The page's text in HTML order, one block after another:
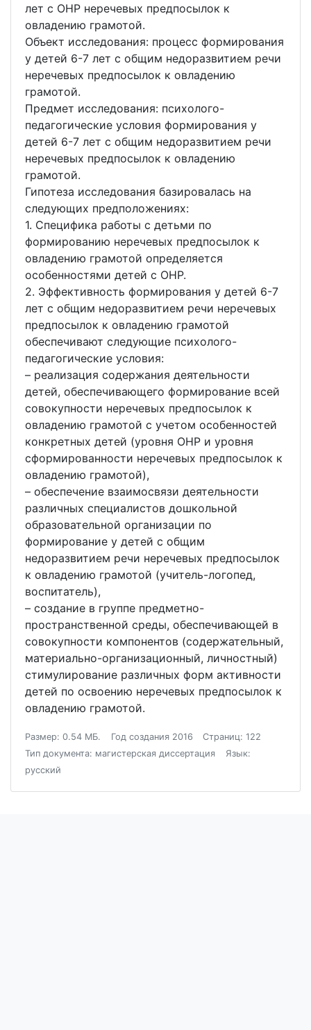
лет с ОНР неречевых предпосылок к
овладению грамотой.
Объект исследования: процесс формирования
у детей 6-7 лет с общим недоразвитием речи
неречевых предпосылок к овладению
грамотой.
Предмет исследования: психолого-
педагогические условия формирования у
детей 6-7 лет с общим недоразвитием речи
неречевых предпосылок к овладению
грамотой.
Гипотеза исследования базировалась на
следующих предположениях:
1. Специфика работы с детьми по
формированию неречевых предпосылок к
овладению грамотой определяется
особенностями детей с ОНР.
2. Эффективность формирования у детей 6-7
лет с общим недоразвитием речи неречевых
предпосылок к овладению грамотой
обеспечивают следующие психолого-
педагогические условия:
– реализация содержания деятельности
детей, обеспечивающего формирование всей
совокупности неречевых предпосылок к
овладению грамотой с учетом особенностей
конкретных детей (уровня ОНР и уровня
сформированности неречевых предпосылок к
овладению грамотой),
– обеспечение взаимосвязи деятельности
различных специалистов дошкольной
образовательной организации по
формирование у детей с общим
недоразвитием речи неречевых предпосылок
к овладению грамотой (учитель-логопед,
воспитатель),
– создание в группе предметно-
пространственной среды, обеспечивающей в
совокупности компонентов (содержательный,
материально-организационный, личностный)
стимулирование различных форм активности
детей по освоению неречевых предпосылок к
овладению грамотой.
Размер: 0.54 МБ. Год создания 2016
Страниц: 122
Тип документа: магистерская диссертация
Язык:
русский